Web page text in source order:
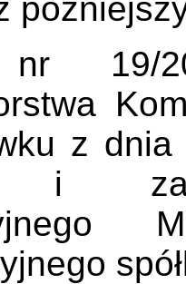
nr 19/
z
i